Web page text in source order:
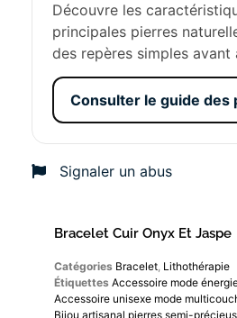
Découvre les
principales pierres
des repères simples avant
Consulter le guide des
Signaler un abus
Bracelet Cuir Onyx Et Jaspe
Catégories Bracelet, Lithothérapie
Étiquettes Accessoire mode
Accessoire unisexe mode
Bijou artisanal pierres semi-